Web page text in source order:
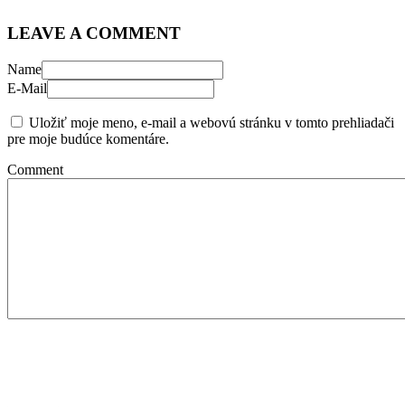
LEAVE A COMMENT
Name
E-Mail
Uložiť moje meno, e-mail a webovú stránku v tomto prehliadači
pre moje budúce komentáre.
Comment